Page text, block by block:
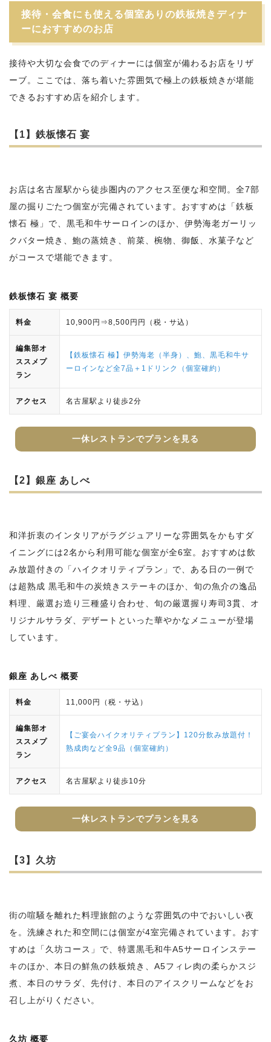
接待・会食にも使える個室ありの鉄板焼きディナ
ーにおすすめのお店
接待や大切な会食でのディナーには個室が備わるお店をリザ
ーブ。ここでは、落ち着いた雰囲気で極上の鉄板焼きが堪能
できるおすすめ店を紹介します。
【1】鉄板懐石 宴
お店は名古屋駅から徒歩圏内のアクセス至便な和空間。全7部
屋の掘りごたつ個室が完備されています。おすすめは「鉄板
懐石 極」で、黒毛和牛サーロインのほか、伊勢海老ガーリッ
クバター焼き、鮑の蒸焼き、前菜、椀物、御飯、水菓子など
がコースで堪能できます。
鉄板懐石 宴 概要
料金 10,900円⇒8,500円円（税・サ込）
編集部オ
ススメプ
ラン
【鉄板懐石 極】伊勢海老（半身）、鮑、黒毛和牛サ
ーロインなど全7品＋1ドリンク（個室確約）
アクセス 名古屋駅より徒歩2分
一休レストランでプランを見る
【2】銀座 あしべ
和洋折衷のインタリアがラグジュアリーな雰囲気をかもすダ
イニングには2名から利用可能な個室が全6室。おすすめは飲
み放題付きの「ハイクオリティプラン」で、ある日の一例で
は超熟成 黒毛和牛の炭焼きステーキのほか、旬の魚介の逸品
料理、厳選お造り三種盛り合わせ、旬の厳選握り寿司3貫、オ
リジナルサラダ、デザートといった華やかなメニューが登場
しています。
銀座 あしべ 概要
料金 11,000円（税・サ込）
編集部オ
ススメプ
ラン
【ご宴会ハイクオリティプラン】120分飲み放題付！
熟成肉など全9品（個室確約）
アクセス 名古屋駅より徒歩10分
一休レストランでプランを見る
【3】久坊
街の喧騒を離れた料理旅館のような雰囲気の中でおいしい夜
を。洗練された和空間には個室が4室完備されています。おす
すめは「久坊コース」で、特選黒毛和牛A5サーロインステー
キのほか、本日の鮮魚の鉄板焼き、A5フィレ肉の柔らかスジ
煮、本日のサラダ、先付け、本日のアイスクリームなどをお
召し上がりください。
久坊 概要